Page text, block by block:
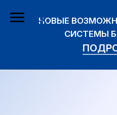
СИСТЕМЫ БАЗИС 2026
ПОДРОБНЕЕ